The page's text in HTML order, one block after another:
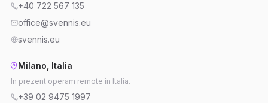
+40 722 567 135
office@svennis.eu
svennis.eu
Milano, Italia
In prezent operam remote in Italia.
+39 02 9475 1997